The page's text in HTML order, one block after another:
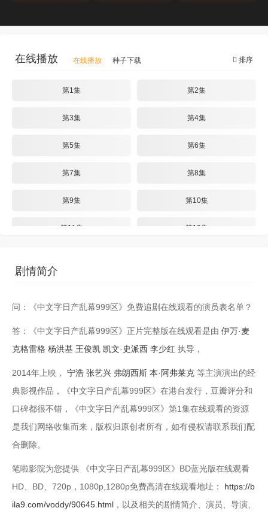
排序
在线播放 在线播放 种子下载
第1集 第2集
第3集 第4集
第5集 第6集
第7集 第8集
第9集 第10集
第11集 第12集
第17集 第18集
第23集 第24集
剧情简介
问：《中文字日产乱幕999区》免费追剧在线观看的演员表名单？
答：《中文字日产乱幕999区》正片完整版在线观看是由 伊万·麦
克格雷格 杨洪基 王俊凯 凯文·史派西 李少红 执导，
2014年上映， 宁浩 张艺兴 弗朗西斯 本·阿弗莱克 等主演演出的经
典影视作品，《中文字日产乱幕999区》在港台发行，豆瓣评分和
口碑都很不错，《中文字日产乱幕999区》第1集在线观看的资源
是我们网络收集而来，版权归原创者所有，如有侵权请联系我们配
合删除。
笔啦影院为您提供 《中文字日产乱幕999区》BD蓝光版在线观看
HD、BD、720p，1080p,1280p免费高清在线观看地址： https://b
ila9.com/voddy/90645.html ，以及相关的剧情简介、演员、导演、